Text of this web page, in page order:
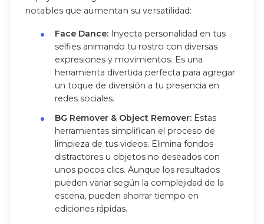
notables que aumentan su versatilidad:
Face Dance:Inyecta personalidad en tus
selfies animando tu rostro con diversas
expresiones y movimientos. Es una
herramienta divertida perfecta para agregar
un toque de diversión a tu presencia en
redes sociales.
BG Remover & Object Remover:Estas
herramientas simplifican el proceso de
limpieza de tus videos. Elimina fondos
distractores u objetos no deseados con
unos pocos clics. Aunque los resultados
pueden variar según la complejidad de la
escena, pueden ahorrar tiempo en
ediciones rápidas.